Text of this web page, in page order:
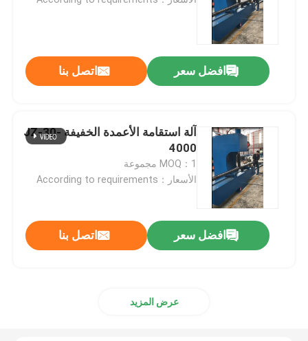
خفيف Pole آلة
آلة قطع باب القطب الخفيفة
آلة لحام التماس العالي والاحادي
قص على طول الجهاز
استدقاق عمليّة قطع آلة
افضل سعر اتصل بنا
آلة استقامة الأعمدة الخفيفة JZ-30-
4000
MOQ：1 مجموعة
الأسعار：According to requirements
افضل سعر اتصل بنا
عرض المزيد